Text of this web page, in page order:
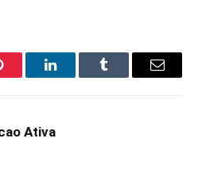
LinkedInTumblr Email
Ativa